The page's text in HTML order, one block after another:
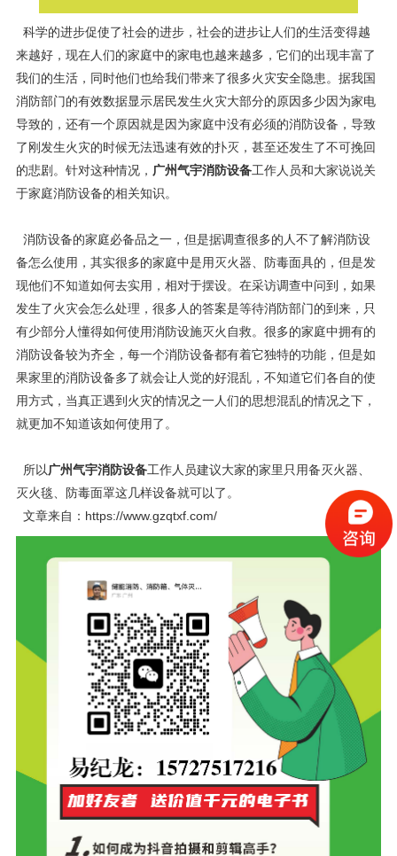
科学的进步促使了社会的进步，社会的进步让人们的生活变得越
来越好，现在人们的家庭中的家电也越来越多，它们的出现丰富了
我们的生活，同时他们也给我们带来了很多火灾安全隐患。据我国
消防部门的有效数据显示居民发生火灾大部分的原因多少因为家电
导致的，还有一个原因就是因为家庭中没有必须的消防设备，导致
了刚发生火灾的时候无法迅速有效的扑灭，甚至还发生了不可挽回
的悲剧。针对这种情况， 广州气宇消防设备工作人员和大家说说关
于家庭消防设备的相关知识。
消防设备的家庭必备品之一，但是据调查很多的人不了解消防设
备怎么使用，其实很多的家庭中是用灭火器、防毒面具的，但是发
现他们不知道如何去实用，相对于摆设。在采访调查中问到，如果
发生了火灾会怎么处理，很多人的答案是等待消防部门的到来，只
有少部分人懂得如何使用消防设施灭火自救。很多的家庭中拥有的
消防设备较为齐全，每一个消防设备都有着它独特的功能，但是如
果家里的消防设备多了就会让人觉的好混乱，不知道它们各自的使
用方式，当真正遇到火灾的情况之一人们的思想混乱的情况之下，
就更加不知道该如何使用了。
所以广州气宇消防设备工作人员建议大家的家里只用备灭火器、
灭火毯、防毒面罩这几样设备就可以了。
文章来自： https://www.gzqtxf.com/